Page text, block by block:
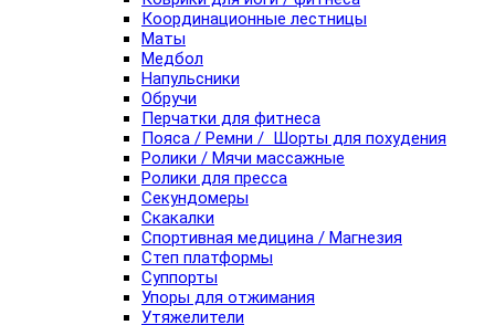
Координационные лестницы
Маты
Медбол
Напульсники
Обручи
Перчатки для фитнеса
Пояса / Ремни / Шорты для похудения
Ролики / Мячи массажные
Ролики для пресса
Секундомеры
Скакалки
Спортивная медицина / Магнезия
Степ платформы
Суппорты
Упоры для отжимания
Утяжелители